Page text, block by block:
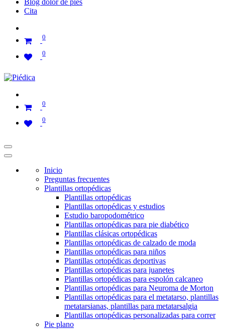
Blog dolor de pies
Cita
0
0
0
0
Inicio
Preguntas frecuentes
Plantillas ortopédicas
Plantillas ortopédicas
Plantillas ortopédicas y estudios
Estudio baropodométrico
Plantillas ortopédicas para pie diabético
Plantillas clásicas ortopédicas
Plantillas ortopédicas de calzado de moda
Plantillas ortopédicas para niños
Plantillas ortopédicas deportivas
Plantillas ortopédicas para juanetes
Plantillas ortopédicas para espolón calcaneo
Plantillas ortopédicas para Neuroma de Morton
Plantillas ortopédicas para el metatarso, plantillas
metatarsianas, plantillas para metatarsalgia
Plantillas ortopédicas personalizadas para correr
Pie plano